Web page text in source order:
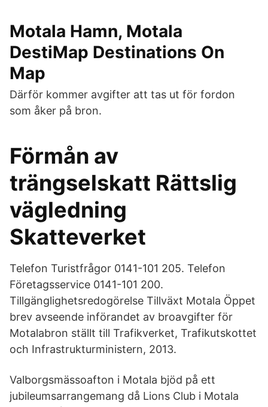
Motala Hamn, Motala
DestiMap Destinations On
Map
Därför kommer avgifter att tas ut för fordon
som åker på bron.
Förmån av
trängselskatt Rättslig
vägledning
Skatteverket
Telefon Turistfrågor 0141-101 205. Telefon
Företagsservice 0141-101 200.
Tillgänglighetsredogörelse Tillväxt Motala Öppet
brev avseende införandet av broavgifter för
Motalabron ställt till Trafikverket, Trafikutskottet
och Infrastrukturministern, 2013.
Valborgsmässoafton i Motala bjöd på ett
jubileumsarrangemang då Lions Club i Motala